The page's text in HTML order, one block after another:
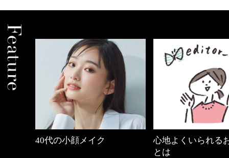
心地よくいられるおしゃれ
優木まおみさん「
割。」